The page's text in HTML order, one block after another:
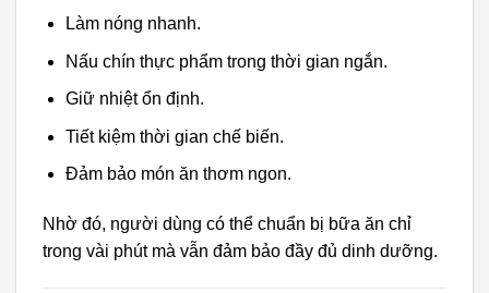
Làm nóng nhanh.
Nấu chín thực phẩm trong thời gian ngắn.
Giữ nhiệt ổn định.
Tiết kiệm thời gian chế biến.
Đảm bảo món ăn thơm ngon.
Nhờ đó, người dùng có thể chuẩn bị bữa ăn chỉ
trong vài phút mà vẫn đảm bảo đầy đủ dinh dưỡng.